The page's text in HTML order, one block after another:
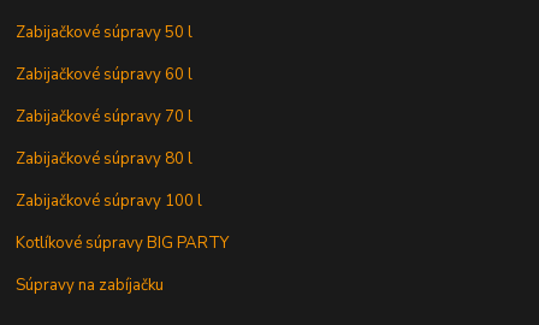
Zabijačkové súpravy 50 l
Zabijačkové súpravy 60 l
Zabijačkové súpravy 70 l
Zabijačkové súpravy 80 l
Zabijačkové súpravy 100 l
Kotlíkové súpravy BIG PARTY
Súpravy na zabíjačku